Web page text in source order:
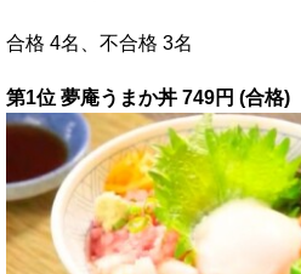
合格 4名、不合格 3名
第1位 夢庵うまか丼 749円 (合格)